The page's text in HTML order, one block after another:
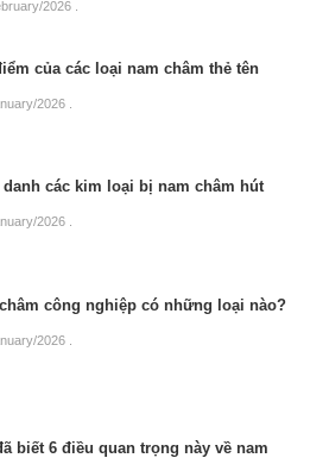
2026
của các loại nam châm thẻ tên
2026
các kim loại bị nam châm hút
2026
công nghiệp có những loại nào?
2026
biết 6 điều quan trọng này về nam